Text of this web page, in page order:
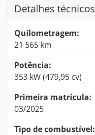
Detalhes técnicos
Quilometragem:
21 565 km
Potência:
353 kW (479,95 cv)
Primeira matrícula:
03/2025
Tipo de combustível: